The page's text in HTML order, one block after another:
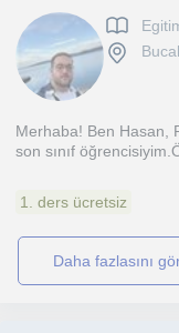
Merhaba! Ben Hasan,
son sınıf
1. ders ücretsiz
daha fazlasını